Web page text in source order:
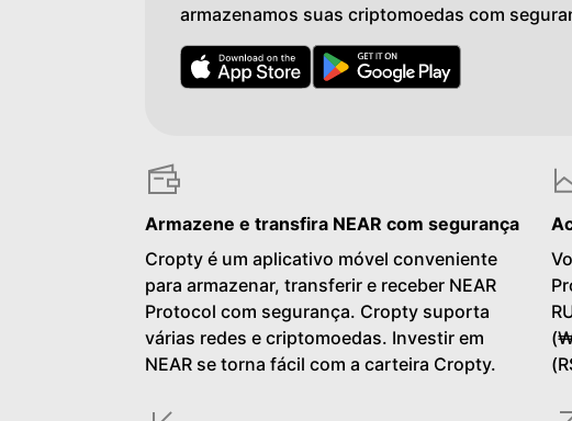
armazenamos suas criptomoedas com
Armazene e transfira NEAR com segurança
Cropty é um aplicativo móvel conveniente
para armazenar, transferir e receber NEAR
Protocol com segurança. Cropty suporta
várias redes e criptomoedas. Investir em
NEAR se torna fácil com a carteira Cropty.